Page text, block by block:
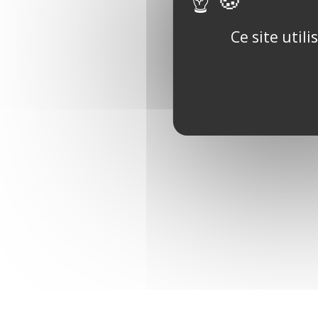
Ce site